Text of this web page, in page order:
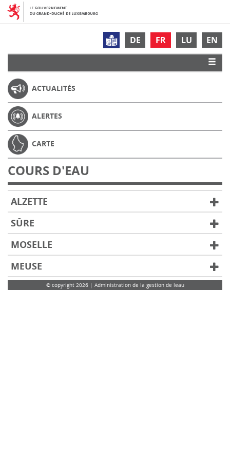
DE FR LU EN
ACTUALITÉS
ALERTES
CARTE
COURS D'EAU
ALZETTE
SÛRE
MOSELLE
MEUSE
© copyright 2026 | Administration de la gestion de leau